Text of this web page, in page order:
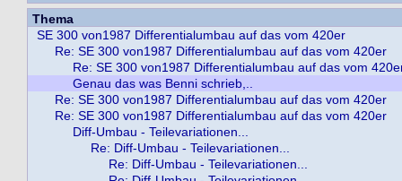
Thema
SE 300 von1987 Differentialumbau auf das vom 420er
Re: SE 300 von1987 Differentialumbau auf das vom 420er
Re: SE 300 von1987 Differentialumbau auf das vom
Genau das was Benni schrieb,..
Re: SE 300 von1987 Differentialumbau auf das vom 420er
Re: SE 300 von1987 Differentialumbau auf das vom 420er
Diff-Umbau - Teilevariationen...
Re: Diff-Umbau - Teilevariationen...
Re: Diff-Umbau - Teilevariationen...